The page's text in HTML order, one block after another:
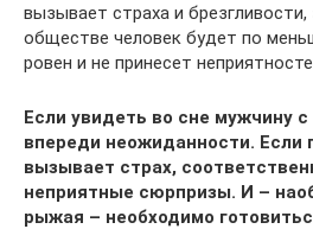
вызывает страха и
обществе человек будет по
ровен и не принесет
Если увидеть во сне мужчину
впереди неожиданности. Если
вызывает страх,
неприятные сюрпризы. И –
рыжая – необходимо